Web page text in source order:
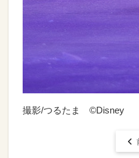
撮影/つるたま ©Disney